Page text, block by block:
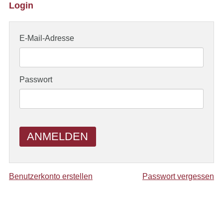
Login
E-Mail-Adresse
Passwort
ANMELDEN
Benutzerkonto erstellen Passwort vergessen